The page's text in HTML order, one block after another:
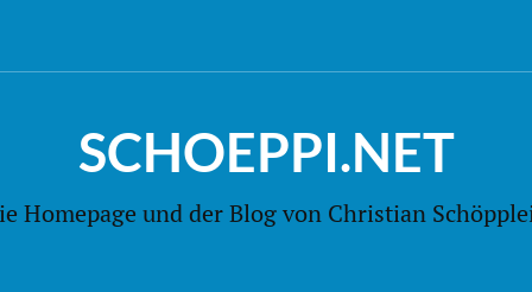
SCHOEPPI.NET
Homepage und der Blog von Christian